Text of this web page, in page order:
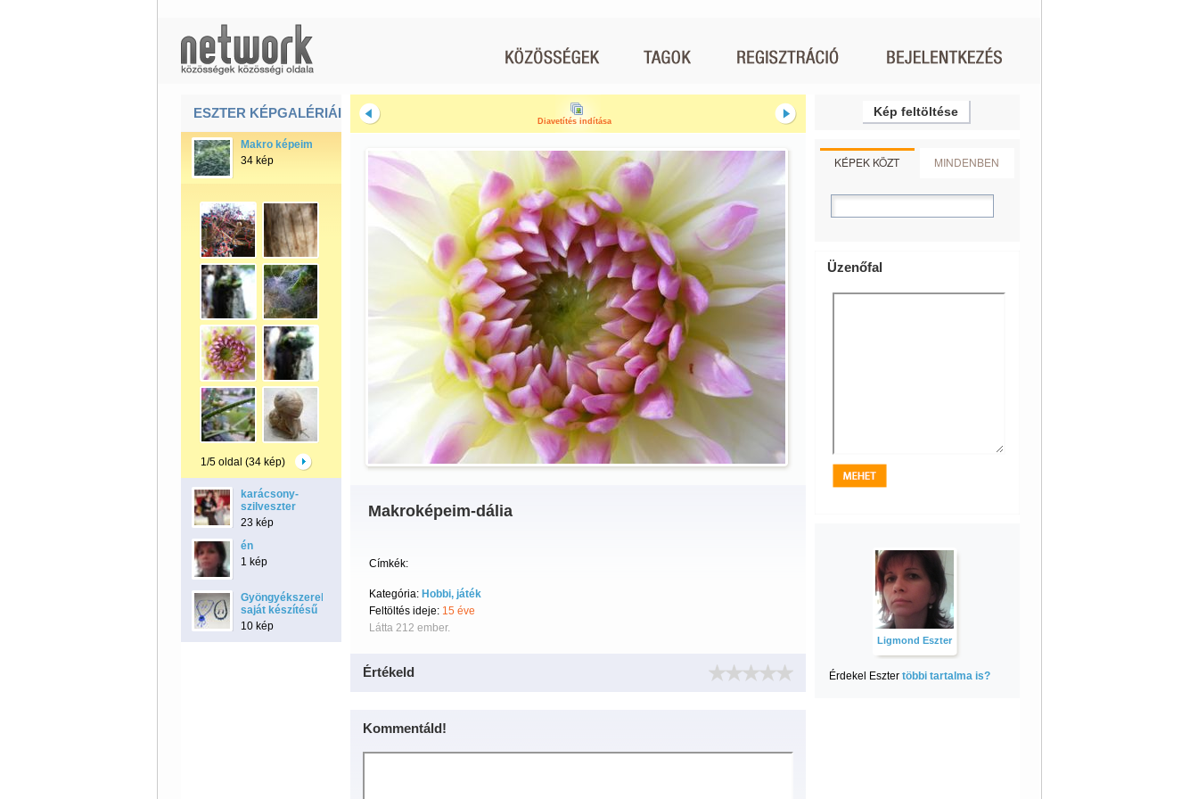
ESZTER KÉPGALÉRIÁI
Makro képeim
34 kép
1/5 oldal (34 kép)
karácsony-
szilveszter
23 kép
én
1 kép
Gyöngyékszerek-
saját készítésű
10 kép
Diavetítés indítása
Makroképeim-dália
Címkék:
Kategória: Hobbi, játék
Feltöltés ideje: 15 éve
Látta 212 ember.
Értékeld
Kommentáld!
Kép feltöltése
KÉPEK KÖZT MINDENBEN
Üzenőfal
Ligmond Eszter
Érdekel Eszter többi tartalma is?